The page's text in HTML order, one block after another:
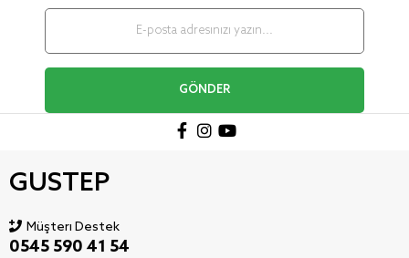
GÖNDER
GUSTEP
Müşteri Destek
0545 590 41 54